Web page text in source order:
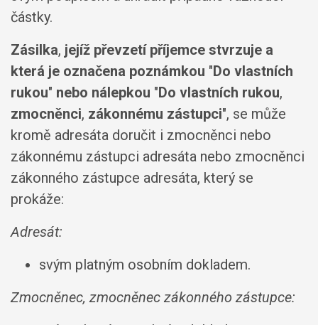
částky.
Zásilka, jejíž převzetí příjemce stvrzuje a
která je označena poznámkou "Do vlastních
rukou" nebo nálepkou "Do vlastních rukou,
zmocněnci, zákonnému zástupci", se může
kromě adresáta doručit i zmocněnci nebo
zákonnému zástupci adresáta nebo zmocněnci
zákonného zástupce adresáta, který se
prokáže:
Adresát:
svým platným osobním dokladem.
Zmocněnec, zmocněnec zákonného zástupce: